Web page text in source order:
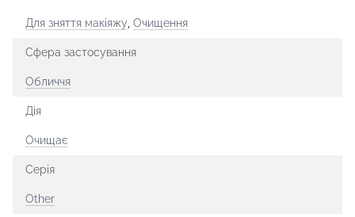
Для зняття макіяжу, Очищення
Сфера застосування
Обличчя
Дія
Очищає
Серія
Other